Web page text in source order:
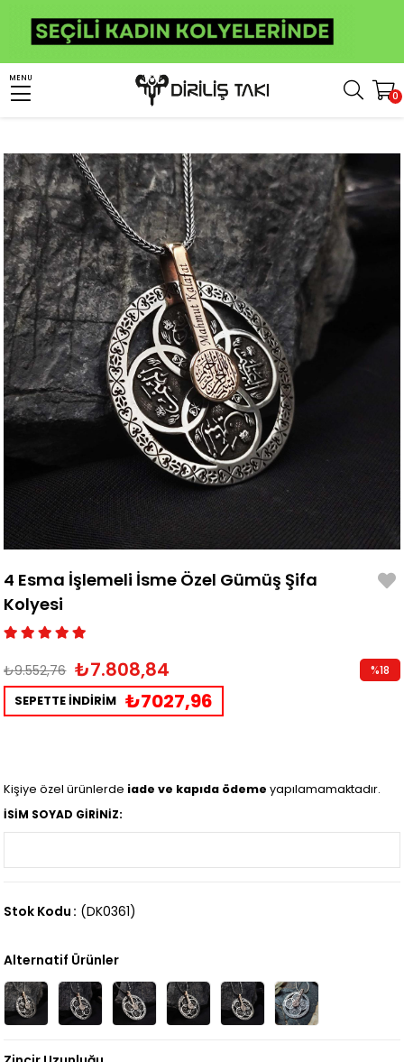
MENU
0
Kişiye Özel Ürünler
4 Esma İşlemeli İsme Özel Gümüş Şifa Kolyesi
4 Esma İşlemeli İsme Özel Gümüş Şifa
Kolyesi
₺9.552,76 ₺7.808,84
SEPETTE İNDİRİM ₺7027,96
%18
Kişiye özel ürünlerde iade ve kapıda ödeme yapılamamaktadır.
İSİM SOYAD GİRİNİZ:
Stok Kodu (DK0361)
Alternatif Ürünler